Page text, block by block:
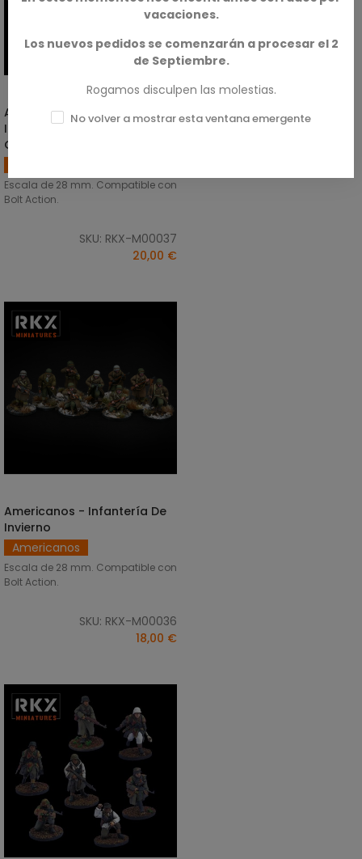
AÑADIR AL CARRITO
Americanos - Escuadrón De
Infantería (finales De La
Guerra)
Escala de 28 mm. Compatible con
Bolt Action.
SKU: RKX-M00037
20,00 €
AÑADIR AL CARRITO
Americanos - Infantería De
Invierno
Americanos
Escala de 28 mm. Compatible con
Bolt Action.
SKU: RKX-M00036
18,00 €
vacaciones.
Los nuevos pedidos se comenzarán a procesar el 2
de Septiembre.
Rogamos disculpen las molestias.
No volver a mostrar esta ventana emergente